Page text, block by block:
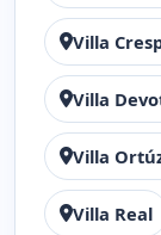
Villa
Villa
Villa
Villa Real